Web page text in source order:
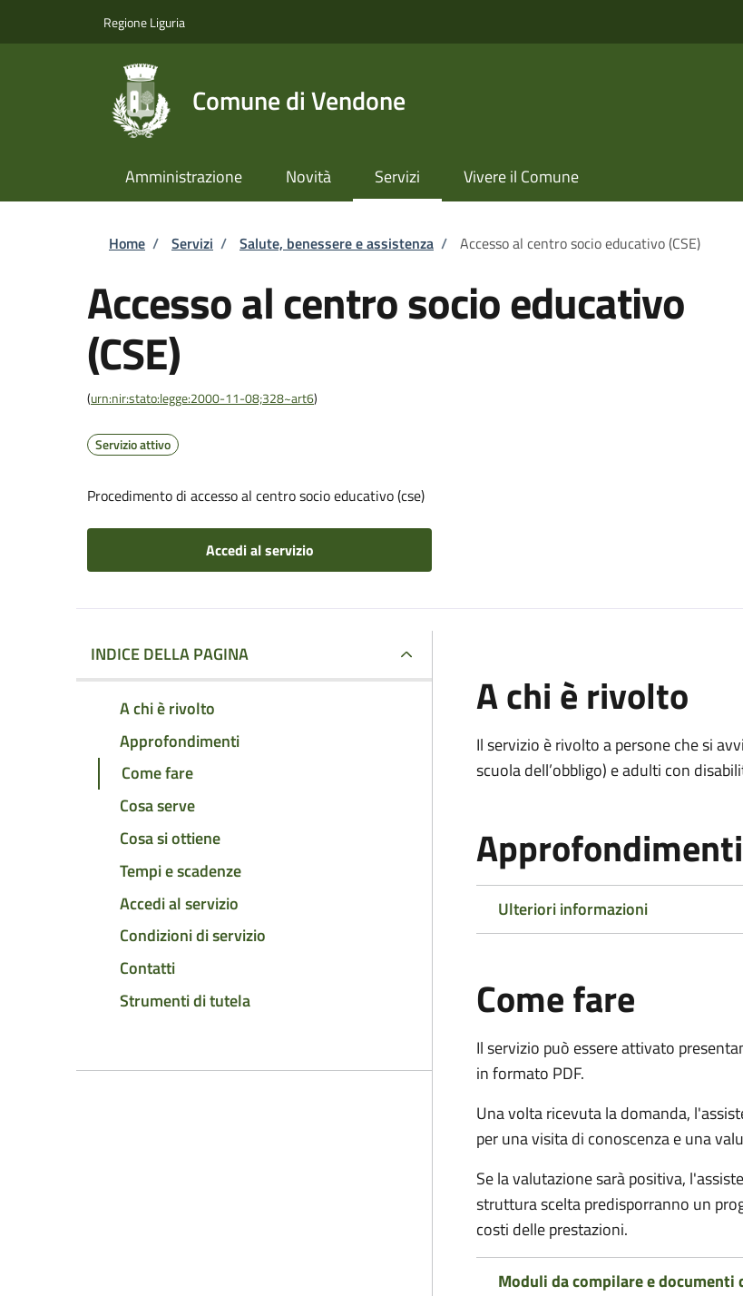
Regione Liguria
Comune di Vendone
Amministrazione Novità Servizi Vivere il Comune
Briciole di pane
Home / Servizi / Salute, benessere e assistenza / Accesso al centro socio educativo (CSE)
Accesso al centro socio educativo
(CSE)
(urn:nir:stato:legge:2000-11-08;328~art6)
Servizio attivo
Procedimento di accesso al centro socio educativo (cse)
Accedi al servizio
INDICE DELLA PAGINA
A chi è rivolto
Approfondimenti
Come fare
Cosa serve
Cosa si ottiene
Tempi e scadenze
Accedi al servizio
Condizioni di servizio
Contatti
Strumenti di tutela
A chi è rivolto
Il servizio è rivoltoa persone che si
scuola dell’obbligo) e adulti con
Approfondimenti
Ulteriori informazioni
Come fare
Il servizio può essere attivato
in formato PDF.
Una volta ricevuta la domanda,
per una visita di conoscenza e una
Se la valutazione sarà positiva,
struttura scelta predisporranno un
costi delle prestazioni.
Moduli da compilare e documenti